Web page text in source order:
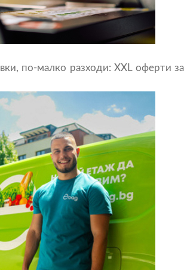
по-малко разходи: XXL оферти за